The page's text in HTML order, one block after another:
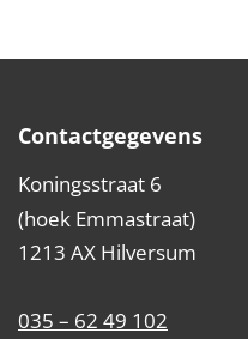
Contactgegevens
Koningsstraat 6
(hoek Emmastraat)
1213 AX Hilversum
035 – 62 49 102